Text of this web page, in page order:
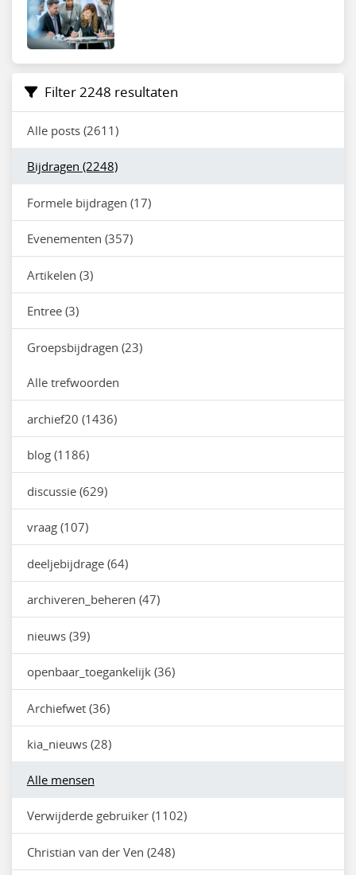
Filter 2248 resultaten
Alle posts (2611)
Bijdragen (2248)
Formele bijdragen (17)
Evenementen (357)
Artikelen (3)
Entree (3)
Groepsbijdragen (23)
Alle trefwoorden
archief20 (1436)
blog (1186)
discussie (629)
vraag (107)
deeljebijdrage (64)
archiveren_beheren (47)
nieuws (39)
openbaar_toegankelijk (36)
Archiefwet (36)
kia_nieuws (28)
Alle mensen
Verwijderde gebruiker (1102)
Christian van der Ven (248)